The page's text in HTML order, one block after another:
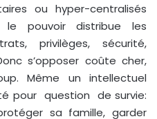
ou hyper-centralisés
pouvoir distribue les
privilèges, sécurité,
s’opposer coûte cher,
Même un intellectuel
pour question de survie:
sa famille, garder